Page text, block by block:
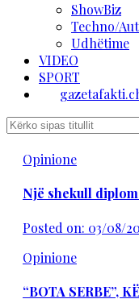
ShowBiz
Techno/
Udhëtime
VIDEO
SPORT
Opinione
Një shekull
Posted on: 03/08/
Opinione
“BOTA SERBE”,